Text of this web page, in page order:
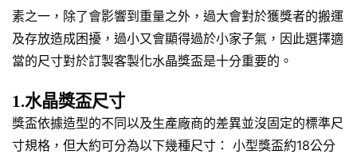
素之一，除了會影響到重量之外，過大會對於獲獎者的搬運
及存放造成困擾，過小又會顯得過於小家子氣，因此選擇適
當的尺寸對於訂製客製化水晶獎盃是十分重要的。
1.水晶獎盃尺寸
獎盃依據造型的不同以及生產廠商的差異並沒固定的標準尺
寸規格，但大約可分為以下幾種尺寸： 小型獎盃約18公分